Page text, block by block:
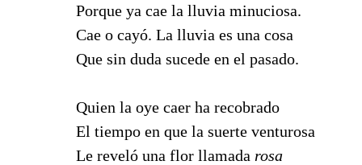
Porque ya cae la lluvia minuciosa.
Cae o cayó. La lluvia es una cosa
Que sin duda sucede en el pasado.
Quien la oye caer ha recobrado
El tiempo en que la suerte venturosa
Le reveló una flor llamada rosa